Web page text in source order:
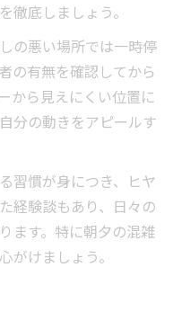
徹底しましょう。
の悪い場所では一時停
の有無を確認してから
から見えにくい位置に
分の動きをアピールす
習慣が身につき、ヒヤ
経験談もあり、日々の
ます。特に朝夕の混雑
がけましょう。